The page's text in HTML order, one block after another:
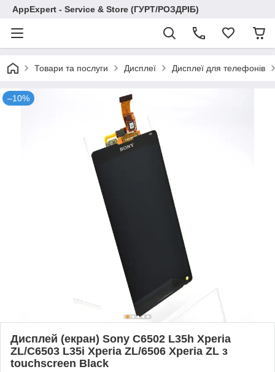
AppExpert - Service & Store (ГУРТ/РОЗДРІБ)
Товари та послуги Дисплеї Дисплеї для телефонів
–10%
Дисплей (екран) Sony C6502 L35h Xperia
ZL/C6503 L35i Xperia ZL/6506 Xperia ZL з
touchscreen Black